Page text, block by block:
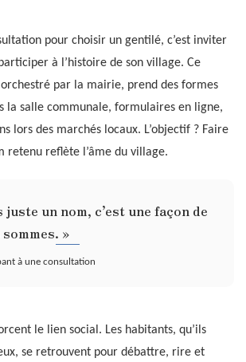
pour choisir un gentilé, c’est inviter
à l’histoire de son village. Ce
orchestré par la mairie, prend des formes
la salle communale, formulaires en ligne,
lors des marchés locaux. L’objectif ? Faire
retenu reflète l’âme du village.
juste un nom, c’est une façon de
»
à une consultation
le lien social. Les habitants, qu’ils
se retrouvent pour débattre, rire et